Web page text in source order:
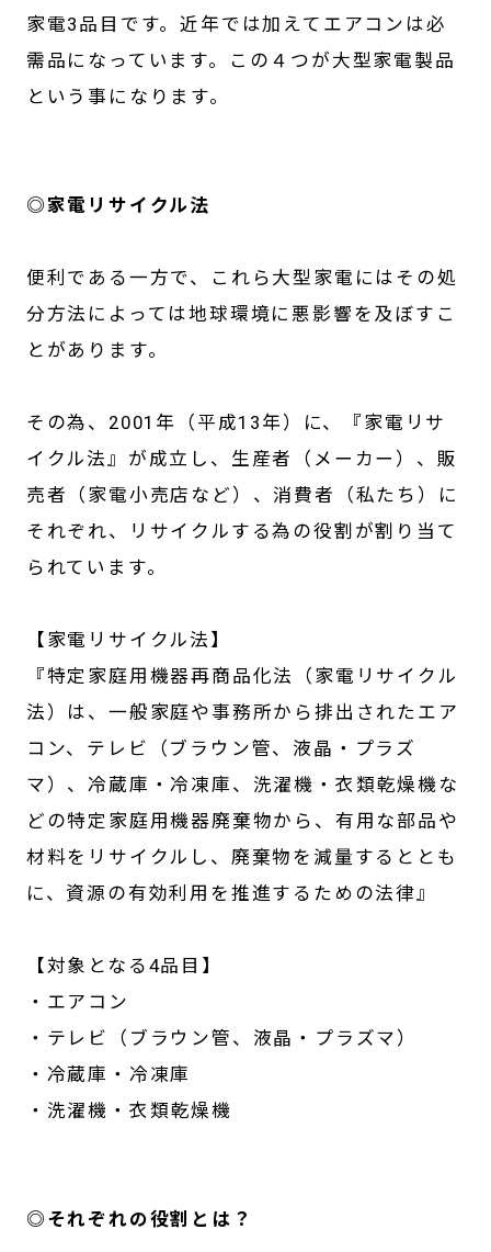
家電3品目です。近年では加えてエアコンは必
需品になっています。この４つが大型家電製品
という事になります。
◎家電リサイクル法
便利である一方で、これら大型家電にはその処
分方法によっては地球環境に悪影響を及ぼすこ
とがあります。
その為、2001年（平成13年）に、『家電リサ
イクル法』が成立し、生産者（メーカー）、販
売者（家電小売店など）、消費者（私たち）に
それぞれ、リサイクルする為の役割が割り当て
られています。
【家電リサイクル法】
『特定家庭用機器再商品化法（家電リサイクル
法）は、一般家庭や事務所から排出されたエア
コン、テレビ（ブラウン管、液晶・プラズ
マ）、冷蔵庫・冷凍庫、洗濯機・衣類乾燥機な
どの特定家庭用機器廃棄物から、有用な部品や
材料をリサイクルし、廃棄物を減量するととも
に、資源の有効利用を推進するための法律』
【対象となる4品目】
・エアコン
・テレビ（ブラウン管、液晶・プラズマ）
・冷蔵庫・冷凍庫
・洗濯機・衣類乾燥機
◎それぞれの役割とは？